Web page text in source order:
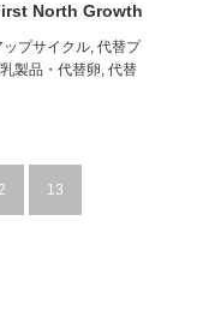
North Growth
ップサイクル, 代替プ
製品・代替卵, 代替
13